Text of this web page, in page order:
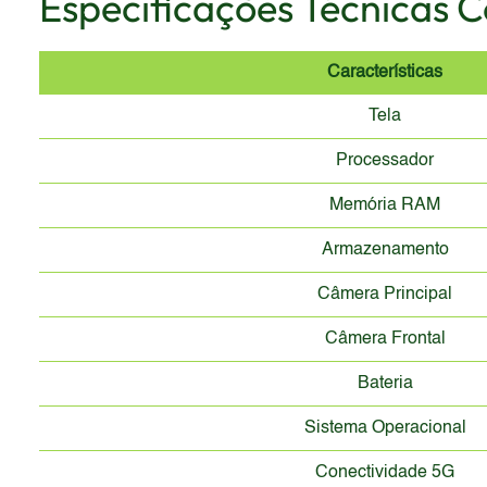
Características
Tela
Processador
Memória RAM
Armazenamento
Câmera Principal
Câmera Frontal
Bateria
Sistema Operacional
Conectividade 5G